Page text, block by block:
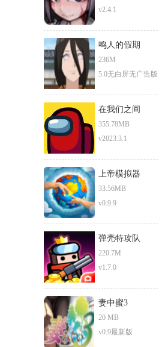
v2.4.1
鸣人的假期
236M
5.0无白屏无广告版
在我们之间
355.78MB
v2023.3.1
上帝模拟器
33.56MB
v0.9.9
弹壳特攻队
220.7M
v1.7.0
妻中蜜3
20 MB
v0.9最新版